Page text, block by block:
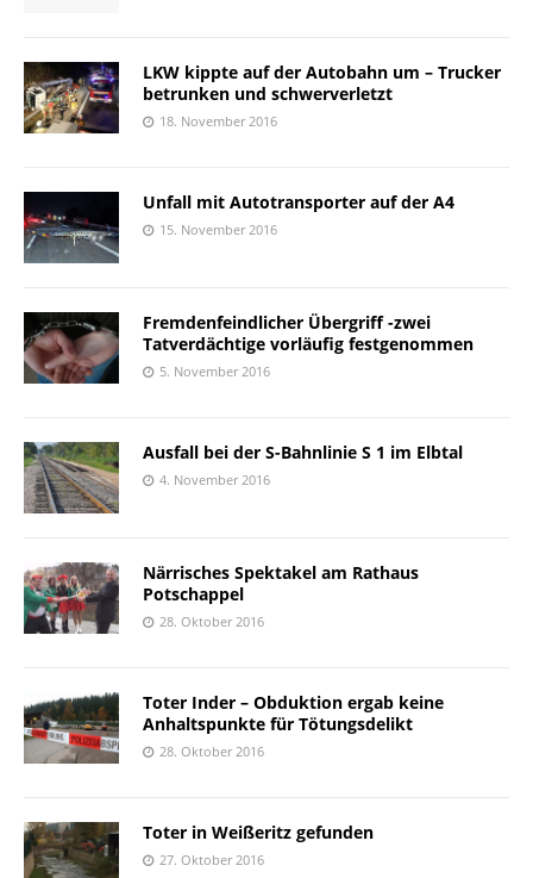
LKW kippte auf der Autobahn um – Trucker
betrunken und schwerverletzt
18. November 2016
Unfall mit Autotransporter auf der A4
15. November 2016
Fremdenfeindlicher Übergriff -zwei
Tatverdächtige vorläufig festgenommen
5. November 2016
Ausfall bei der S-Bahnlinie S 1 im Elbtal
4. November 2016
Närrisches Spektakel am Rathaus
Potschappel
28. Oktober 2016
Toter Inder – Obduktion ergab keine
Anhaltspunkte für Tötungsdelikt
28. Oktober 2016
Toter in Weißeritz gefunden
27. Oktober 2016